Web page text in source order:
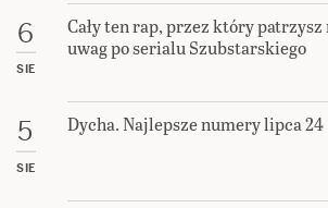
6
SIE
Cały ten rap, przez który patrzysz
uwag po serialu Szubstarskiego
5
SIE
Dycha. Najlepsze numery lipca 24